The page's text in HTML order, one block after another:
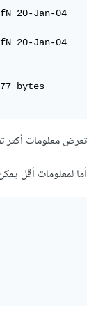
20-Jan-04
20-Jan-04
bytes
تعرض معلومات أكثر
أما لمعلومات أقل